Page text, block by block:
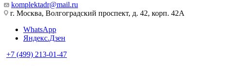
komplektadr@mail.ru
г. Москва, Волгоградский проспект, д. 42, корп. 42А
WhatsApp
Яндекс.Дзен
+7 (499) 213-01-47